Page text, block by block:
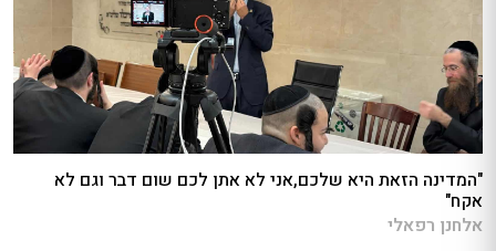
"המדינה הזאת היא שלכם,אני לא אתן לכם שום דבר וגם לא
אקח"
אלחנן רפאלי